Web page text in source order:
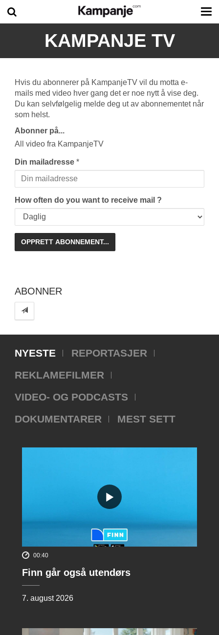
KAMPANJE TV
Hvis du abonnerer på KampanjeTV vil du motta e-
mails med video hver gang det er noe nytt å vise deg.
Du kan selvfølgelig melde deg ut av abonnementet når
som helst.
Abonner på...
All video fra KampanjeTV
Din mailadresse *
How often do you want to receive mail ?
ABONNER
NYESTE
REPORTASJER
REKLAMEFILMER
VIDEO- OG PODCASTS
DOKUMENTARER
MEST SETT
00:40
Finn går også utendørs
7. august 2026